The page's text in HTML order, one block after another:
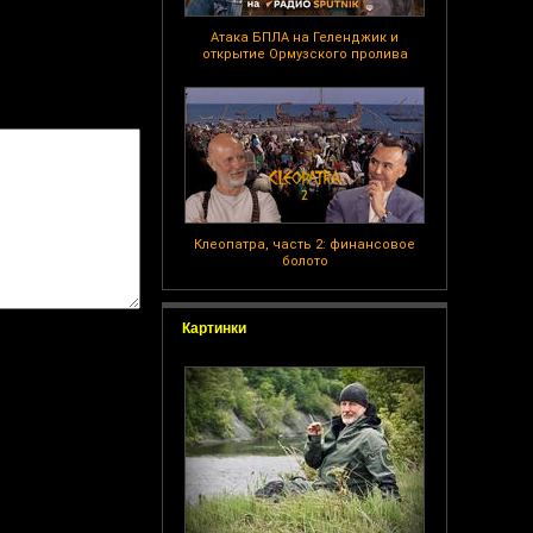
Атака БПЛА на Геленджик и
открытие Ормузского пролива
Клеопатра, часть 2: финансовое
болото
Картинки